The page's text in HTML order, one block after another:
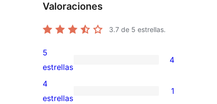
Valoraciones
3.7 de 5 estrellas.
4
valoraciones
de
5
estrellas
4
1
4
estrellas
1